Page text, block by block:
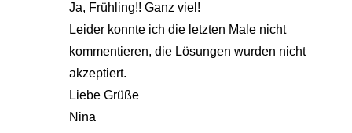
Ja, Frühling!! Ganz viel!
Leider konnte ich die letzten Male nicht
kommentieren, die Lösungen wurden nicht
akzeptiert.
Liebe Grüße
Nina